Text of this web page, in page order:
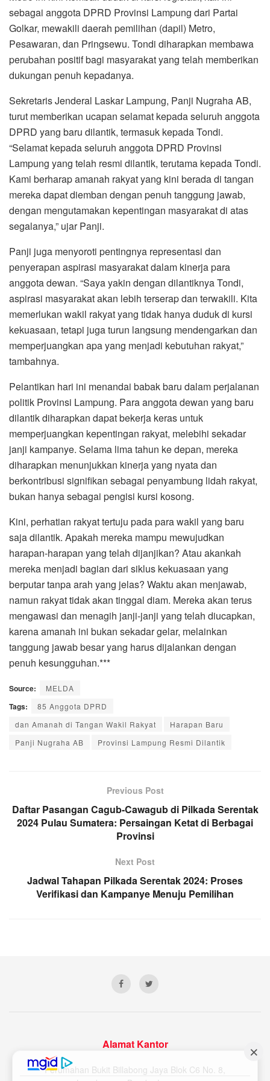
sebagai anggota DPRD Provinsi Lampung dari Partai
Golkar, mewakili daerah pemilihan (dapil) Metro,
Pesawaran, dan Pringsewu. Tondi diharapkan membawa
perubahan positif bagi masyarakat yang telah memberikan
dukungan penuh kepadanya.
Sekretaris Jenderal Laskar Lampung, Panji Nugraha AB,
turut memberikan ucapan selamat kepada seluruh anggota
DPRD yang baru dilantik, termasuk kepada Tondi.
“Selamat kepada seluruh anggota DPRD Provinsi
Lampung yang telah resmi dilantik, terutama kepada Tondi.
Kami berharap amanah rakyat yang kini berada di tangan
mereka dapat diemban dengan penuh tanggung jawab,
dengan mengutamakan kepentingan masyarakat di atas
segalanya,” ujar Panji.
Panji juga menyoroti pentingnya representasi dan
penyerapan aspirasi masyarakat dalam kinerja para
anggota dewan. “Saya yakin dengan dilantiknya Tondi,
aspirasi masyarakat akan lebih terserap dan terwakili. Kita
memerlukan wakil rakyat yang tidak hanya duduk di kursi
kekuasaan, tetapi juga turun langsung mendengarkan dan
memperjuangkan apa yang menjadi kebutuhan rakyat,”
tambahnya.
Pelantikan hari ini menandai babak baru dalam perjalanan
politik Provinsi Lampung. Para anggota dewan yang baru
dilantik diharapkan dapat bekerja keras untuk
memperjuangkan kepentingan rakyat, melebihi sekadar
janji kampanye. Selama lima tahun ke depan, mereka
diharapkan menunjukkan kinerja yang nyata dan
berkontribusi signifikan sebagai penyambung lidah rakyat,
bukan hanya sebagai pengisi kursi kosong.
Kini, perhatian rakyat tertuju pada para wakil yang baru
saja dilantik. Apakah mereka mampu mewujudkan
harapan-harapan yang telah dijanjikan? Atau akankah
mereka menjadi bagian dari siklus kekuasaan yang
berputar tanpa arah yang jelas? Waktu akan menjawab,
namun rakyat tidak akan tinggal diam. Mereka akan terus
mengawasi dan menagih janji-janji yang telah diucapkan,
karena amanah ini bukan sekadar gelar, melainkan
tanggung jawab besar yang harus dijalankan dengan
penuh kesungguhan.***
Source: MELDA
Tags:
85 Anggota DPRD
dan Amanah di Tangan Wakil Rakyat
Harapan Baru
Panji Nugraha AB
Provinsi Lampung Resmi Dilantik
Previous Post
Daftar Pasangan Cagub-Cawagub di Pilkada Serentak
2024 Pulau Sumatera: Persaingan Ketat di Berbagai
Provinsi
Next Post
Jadwal Tahapan Pilkada Serentak 2024: Proses
Verifikasi dan Kampanye Menuju Pemilihan
Alamat Kantor
Perumahan Bukit Billabong Jaya Blok C6 No. 8,